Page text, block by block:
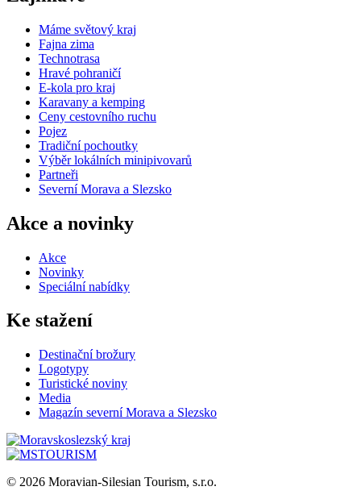
Máme světový kraj
Fajna zima
Technotrasa
Hravé pohraničí
E-kola pro kraj
Karavany a kemping
Ceny cestovního ruchu
Pojez
Tradiční pochoutky
Výběr lokálních minipivovarů
Partneři
Severní Morava a Slezsko
Akce a novinky
Akce
Novinky
Speciální nabídky
Ke stažení
Destinační brožury
Logotypy
Turistické noviny
Media
Magazín severní Morava a Slezsko
© 2026 Moravian-Silesian Tourism, s.r.o.